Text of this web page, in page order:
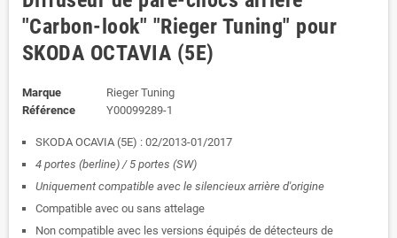
"Carbon-look" "Rieger Tuning" pour
SKODA OCTAVIA (5E)
Marque
Rieger Tuning
Référence
Y00099289-1
SKODA OCAVIA (5E) : 02/2013-01/2017
4 portes (berline) / 5 portes (SW)
Uniquement compatible avec le silencieux arrière d'origine
Compatible avec ou sans attelage
Non compatible avec les versions équipés de détecteurs de